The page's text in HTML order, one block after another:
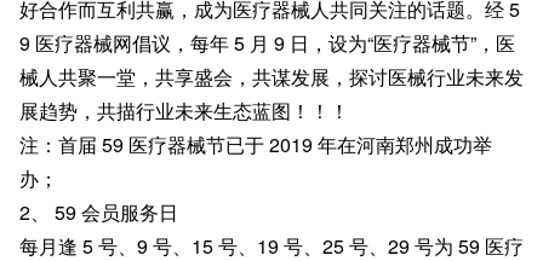
好合作而互利共赢，成为医疗器械人共同关注的话题。经 5
9 医疗器械网倡议，每年 5 月 9 日，设为“医疗器械节”，医
械人共聚一堂，共享盛会，共谋发展，探讨医械行业未来发
展趋势，共描行业未来生态蓝图！！！
注：首届 59 医疗器械节已于 2019 年在河南郑州成功举
办；
2、 59 会员服务日
每月逢 5 号、9 号、15 号、19 号、25 号、29 号为 59 医疗